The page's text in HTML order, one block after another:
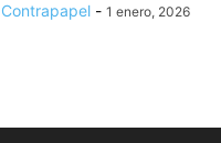
Contrapapel - 1 enero, 2026